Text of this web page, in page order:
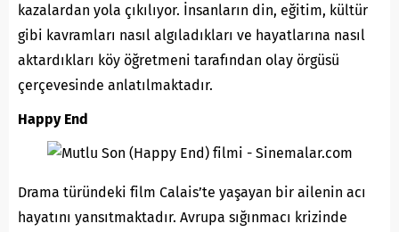
kazalardan yola çıkılıyor. İnsanların din, eğitim, kültür
gibi kavramları nasıl algıladıkları ve hayatlarına nasıl
aktardıkları köy öğretmeni tarafından olay örgüsü
çerçevesinde anlatılmaktadır.
Happy End
Drama türündeki film Calais’te yaşayan bir ailenin acı
hayatını yansıtmaktadır. Avrupa sığınmacı krizinde